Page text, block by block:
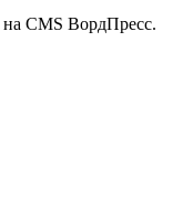
на CMS ВордПресс.